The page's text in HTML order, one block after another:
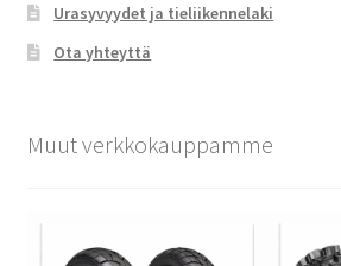
Urasyvyydet ja tieliikennelaki
Ota yhteyttä
Muut verkkokauppamme